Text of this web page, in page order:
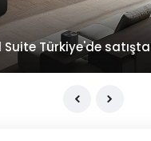
Suite Türkiye'de satışta